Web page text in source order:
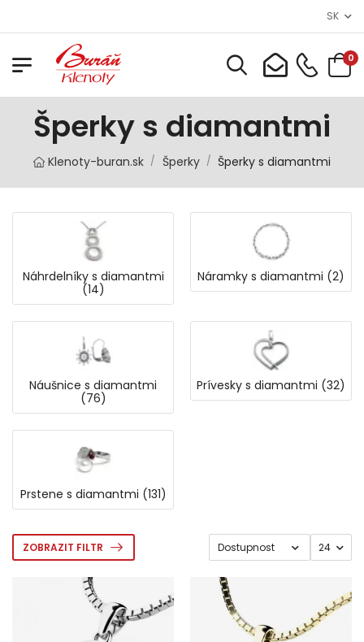
SK
0
Šperky s diamantmi
Klenoty-buran.sk / Šperky / Šperky s diamantmi
Náhrdelníky s diamantmi
(14)
Náramky s diamantmi (2)
Náušnice s diamantmi
(76)
Prívesky s diamantmi (32)
Prstene s diamantmi (131)
ZOBRAZIT FILTR